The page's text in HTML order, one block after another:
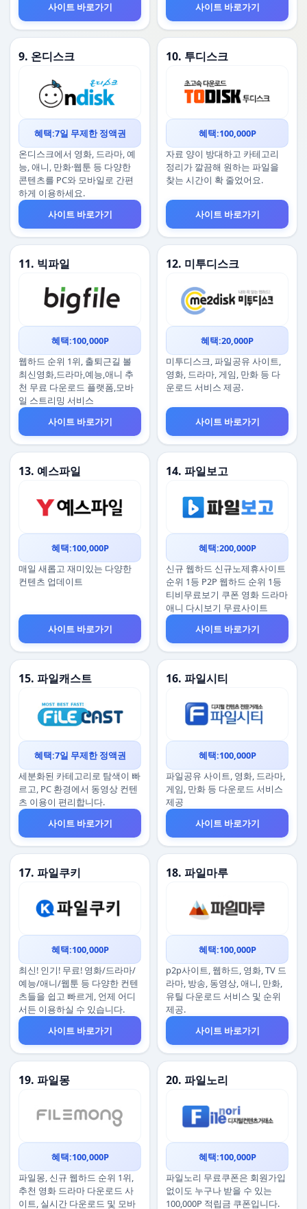
사이트 바로가기
사이트 바로가기
9. 온디스크
혜택:7일 무제한 정액권
온디스크에서 영화, 드라마, 예
능, 애니, 만화·웹툰 등 다양한
콘텐츠를 PC와 모바일로 간편
하게 이용하세요.
사이트 바로가기
10. 투디스크
혜택:100,000P
자료 양이 방대하고 카테고리
정리가 깔끔해 원하는 파일을
찾는 시간이 확 줄었어요.
사이트 바로가기
11. 빅파일
혜택:100,000P
웹하드 순위 1위, 출퇴근길 볼
최신영화,드라마,예능,애니 추
천 무료 다운로드 플랫폼,모바
일 스트리밍 서비스
사이트 바로가기
12. 미투디스크
혜택:20,000P
미투디스크, 파일공유 사이트,
영화, 드라마, 게임, 만화 등 다
운로드 서비스 제공.
사이트 바로가기
13. 예스파일
혜택:100,000P
매일 새롭고 재미있는 다양한
컨텐츠 업데이트
사이트 바로가기
14. 파일보고
혜택:200,000P
신규 웹하드 신규노제휴사이트
순위 1등 P2P 웹하드 순위 1등
티비무료보기 쿠폰 영화 드라마
애니 다시보기 무료사이트
사이트 바로가기
15. 파일캐스트
혜택:7일 무제한 정액권
세분화된 카테고리로 탐색이 빠
르고, PC 환경에서 동영상 컨텐
츠 이용이 편리합니다.
사이트 바로가기
16. 파일시티
혜택:100,000P
파일공유 사이트, 영화, 드라마,
게임, 만화 등 다운로드 서비스
제공
사이트 바로가기
17. 파일쿠키
혜택:100,000P
최신! 인기! 무료! 영화/드라마/
예능/애니/웹툰 등 다양한 컨텐
츠들을 쉽고 빠르게, 언제 어디
서든 이용하실 수 있습니다.
사이트 바로가기
18. 파일마루
혜택:100,000P
p2p사이트, 웹하드, 영화, TV 드
라마, 방송, 동영상, 애니, 만화,
유틸 다운로드 서비스 및 순위
제공.
사이트 바로가기
19. 파일몽
혜택:100,000P
파일몽, 신규 웹하드 순위 1위,
추천 영화 드라마 다운로드 사
이트, 실시간 다운로드 및 모바
20. 파일노리
혜택:100,000P
파일노리 무료쿠폰은 회원가입
없이도 누구나 받을 수 있는
100,000P 적립금 쿠폰입니다.